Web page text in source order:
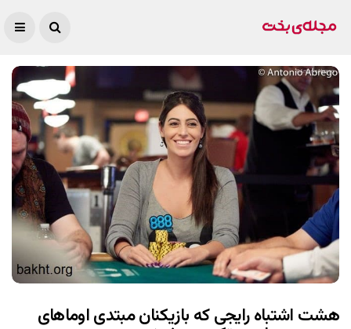
هشت اشتباه رایجی که بازیکنان مبتدی اوماهای